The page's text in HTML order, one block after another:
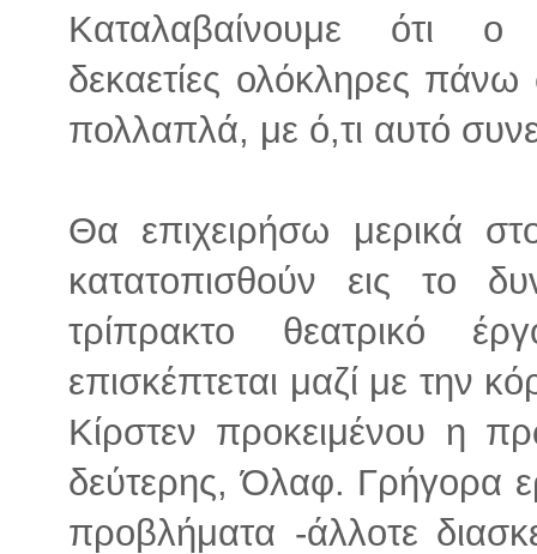
Καταλαβαίνουμε ότι ο
δεκαετίες ολόκληρες
πολλαπλά, με ό,τι αυτό
Θα επιχειρήσω μερικά
κατατοπισθούν εις το
τρίπρακτο θεατρικό
επισκέπτεται μαζί με την
Κίρστεν προκειμένου η
δεύτερης, Όλαφ. Γρήγορα
προβλήματα -άλλοτε